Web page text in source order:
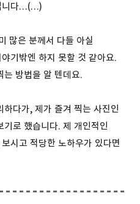
니다…(…)
많은 분께서 다들 아실
기밖엔 하지 못할 것 같아요.
는 방법을 알 텐데요.
다가, 제가 즐겨 찍는 사진인
기로 했습니다. 제 개인적인
시고 적당한 노하우가 있다면